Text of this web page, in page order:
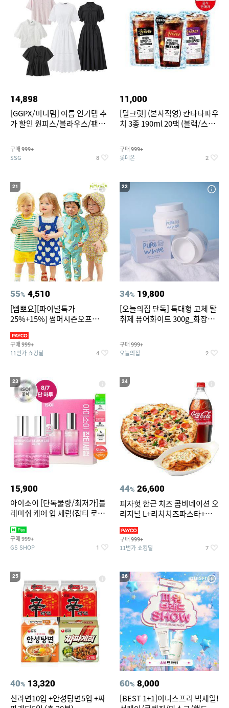
14,898
[GGPX/미니멈] 여름 인기템 추
가 할인 원피스/블라우스/팬츠
구매 999+
SSG 8
11,000
[딜크릿] (본사직영) 칸타타파우
치 3종 190ml 20팩 (블랙/스위
구매 999+
롯데온 2
21
55% 4,510
[삠뽀요][파이널특가
25%+15%] 썸머시즌오프
영복/티셔츠/
구매 999+
11번가 쇼킹딜 4
22
34% 19,800
[오늘의집 단독] 특대형 고체 탈
취제 퓨어화이트 300g_화장실
구매 999+
오늘의집 2
23
15,900
아이소이 [단독물량/최저가]블
레미쉬 케어 업 세럼(잡티 로즈
2027-04-24)
구매 999+
GS SHOP 1
24
44% 26,600
피자헛 한근 치즈 콤비네이션 오
리지널 L+리치치즈파스타+콜
구매 999+
11번가 쇼킹딜 7
25
40% 13,320
신라면10입 +안성탕면5입 +짜
26
60% 8,000
[BEST 1+1]이니스프리 빅세일!